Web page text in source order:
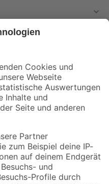
Aktionen mehr verpassen!